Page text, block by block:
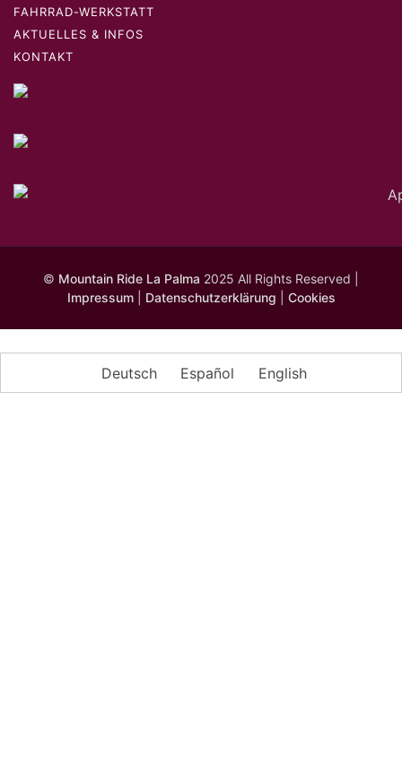
FAHRRAD-WERKSTATT
AKTUELLES & INFOS
KONTAKT
© Mountain Ride La Palma 2025 All Rights Reserved |
Impressum| Datenschutzerklärung Cookies
Deutsch Español English